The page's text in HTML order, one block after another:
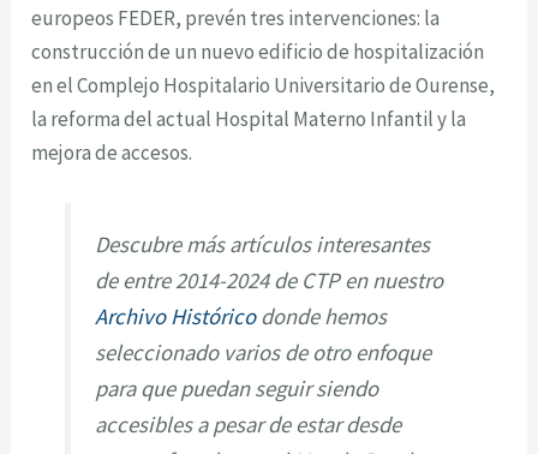
europeos FEDER, prevén tres intervenciones: la
construcción de un nuevo edificio de hospitalización
en el Complejo Hospitalario Universitario de Ourense,
la reforma del actual Hospital Materno Infantil y la
mejora de accesos.
Descubre más artículos interesantes
de entre 2014-2024 de CTP en nuestro
Archivo Históricodonde hemos
seleccionado varios de otro enfoque
para que puedan seguir siendo
accesibles a pesar de estar desde